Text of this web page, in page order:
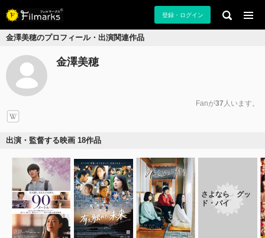
登録・ログイン
金澤美穂のプロフィール・出演関連作品
金澤美穂
Fanが37 人います。
出演・監督する映画 18作品
さよなら グッ
ド・バイ